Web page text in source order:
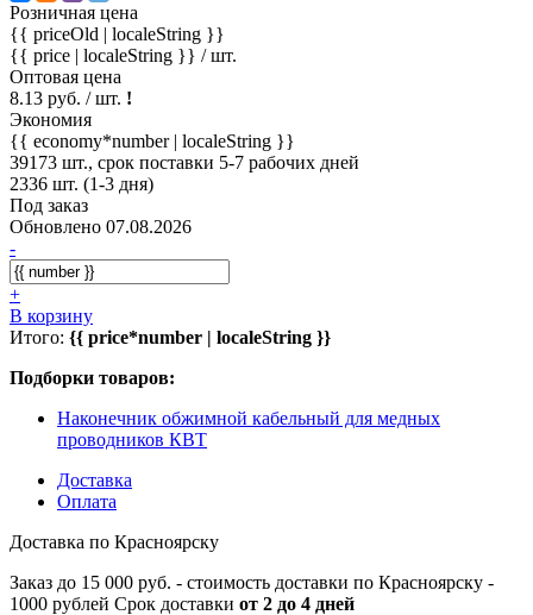
Розничная цена
{{ priceOld | localeString }}
{{ price | localeString }} / шт.
Оптовая цена
8.13 руб. / шт. !
Экономия
{{ economy*number | localeString }}
39173 шт., срок поставки 5-7 рабочих дней
2336 шт. (1-3 дня)
Под заказ
Обновлено 07.08.2026
-
+
В корзину
Итого: {{ price*number | localeString }}
Подборки товаров:
Наконечник обжимной кабельный для медных
проводников КВТ
Доставка
Оплата
Доставка по Красноярску
Заказ до 15 000 руб. - стоимость доставки по Красноярску -
1000 рублей Срок доставки от 2 до 4 дней